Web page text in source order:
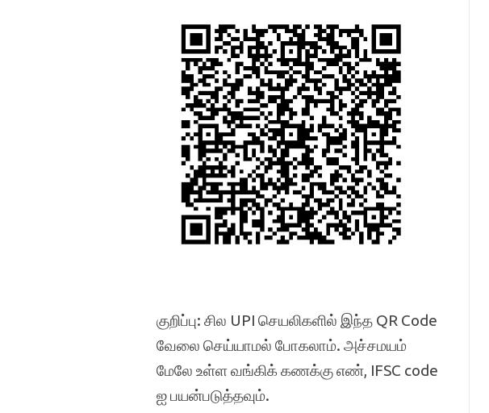
குறிப்பு: சில UPI செயலிகளில் இந்த QR Code
வேலை செய்யாமல் போகலாம். அச்சமயம்
மேலே உள்ள வங்கிக் கணக்கு எண், IFSC code
ஐ பயன்படுத்தவும்.